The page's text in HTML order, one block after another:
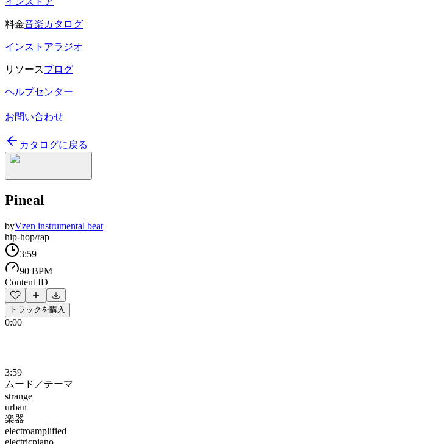
料金音楽カタログ
インストアラジオ
リソースブログ
ヘルプセンター
お問い合わせ
カタログに戻る
Pineal
byVzen instrumental beat
hip-hop/rap
3:59
90 BPM
Content ID
トラックを購入
0:00
3:59
ムード／テーマ
strange
urban
楽器
electroamplified
electricpiano